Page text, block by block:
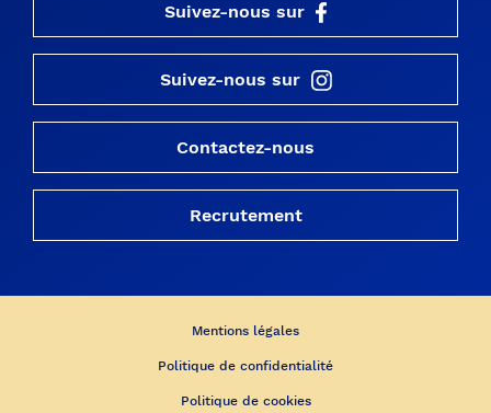
Suivez-nous sur
Suivez-nous sur
Contactez-nous
Recrutement
Mentions légales
Politique de confidentialité
Politique de cookies